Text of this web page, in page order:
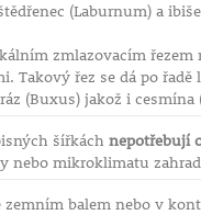
(Laburnum) a
zmlazovacím
Takový řez se dá po
(Buxus) jakož i cesmína
šířkách nepotřebují
nebo mikroklimatu
zemním balem nebo v